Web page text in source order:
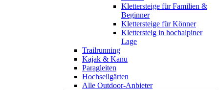
Klettersteige für Familien &
Beginner
Klettersteige für Könner
Klettersteig in hochalpiner
Lage
Trailrunning
Kajak & Kanu
Paragleiten
Hochseilgärten
Alle Outdoor-Anbieter